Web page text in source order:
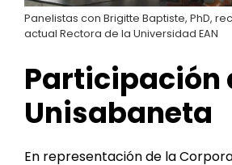
Panelistas con Brigitte Baptiste, PhD,
actual Rectora de la Universidad EAN
Participación
Unisabaneta
En representación de la